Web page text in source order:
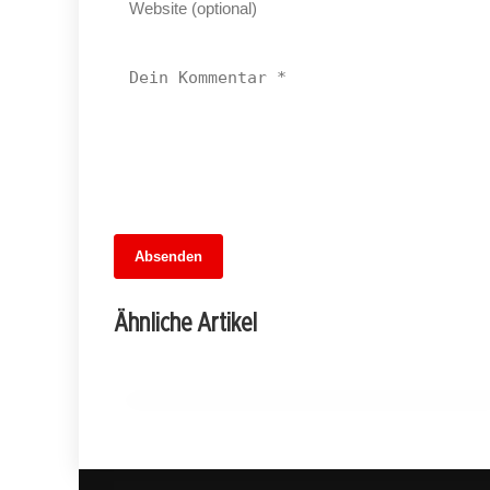
Absenden
Ähnliche Artikel
MuseumsMeileMitte: Berlins neues
kulturelles Herz schlägt am